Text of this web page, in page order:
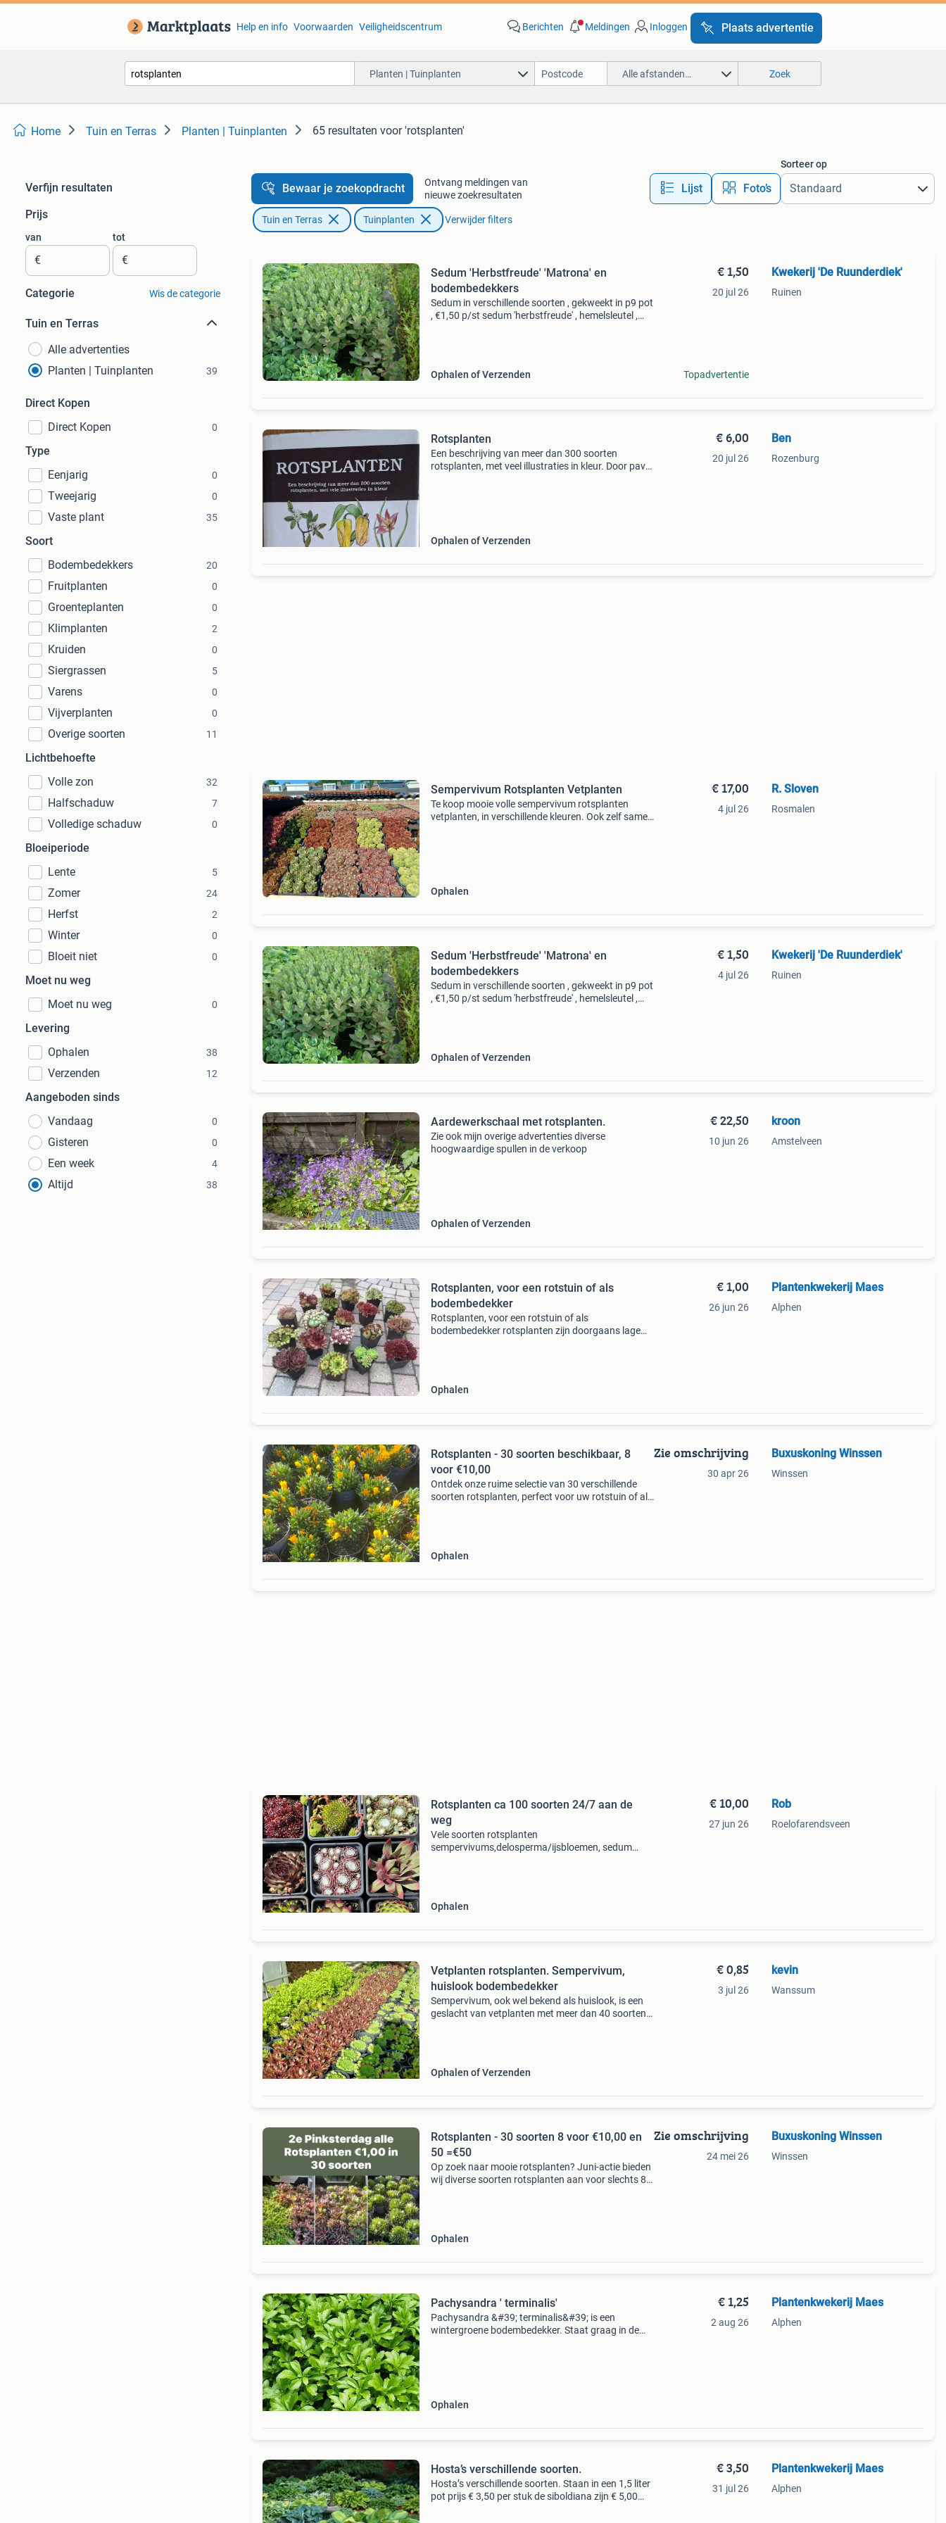
Help en info Voorwaarden Veiligheidscentrum Berichten Meldingen Inloggen Plaats advertentie
Planten | Tuinplanten Alle afstanden… Zoek
Home Tuin en Terras Planten | Tuinplanten 65 resultaten voor 'rotsplanten'
Verfijn resultaten
Prijs
van
€
tot
€
Categorie Wis de categorie
Tuin en Terras
Alle advertenties
Planten | Tuinplanten
39
Direct Kopen
Direct Kopen
0
Type
Eenjarig
0
Tweejarig 0
Vaste plant 35
Soort
Bodembedekkers
20
Fruitplanten 0
Groenteplanten 0
Klimplanten 2
Kruiden 0
Siergrassen 5
Varens 0
Vijverplanten 0
Overige soorten 11
Lichtbehoefte
Volle zon
32
Halfschaduw 7
Volledige schaduw 0
Bloeiperiode
Lente
5
Zomer 24
Herfst 2
Winter 0
Bloeit niet 0
Moet nu weg
Moet nu weg
0
Levering
Ophalen
38
Verzenden 12
Aangeboden sinds
Vandaag
0
Gisteren 0
Een week 4
Altijd 38
Bewaar je zoekopdracht
Ontvang meldingen van
nieuwe zoekresultaten
Lijst Foto’s
Sorteer op
Tuin en Terras Tuinplanten Verwijder filters
Sedum 'Herbstfreude' 'Matrona' en
bodembedekkers
Sedum in verschillende soorten , gekweekt in p9 pot
, €1,50 p/st sedum 'herbstfreude' , hemelsleutel ,
Ophalen of Verzenden
€ 1,50
20 jul 26
Topadvertentie
Kwekerij 'De Ruunderdiek'
Ruinen
Rotsplanten
Een beschrijving van meer dan 300 soorten
rotsplanten, met veel illustraties in kleur. Door pavel
Ophalen of Verzenden
€ 6,00
20 jul 26
Ben
Rozenburg
Sempervivum Rotsplanten Vetplanten
Te koop mooie volle sempervivum rotsplanten
vetplanten, in verschillende kleuren. Ook zelf samen
Ophalen
€ 17,00
4 jul 26
R. Sloven
Rosmalen
Sedum 'Herbstfreude' 'Matrona' en
bodembedekkers
Sedum in verschillende soorten , gekweekt in p9 pot
, €1,50 p/st sedum 'herbstfreude' , hemelsleutel ,
Ophalen of Verzenden
€ 1,50
4 jul 26
Kwekerij 'De Ruunderdiek'
Ruinen
Aardewerkschaal met rotsplanten.
Zie ook mijn overige advertenties diverse
hoogwaardige spullen in de verkoop
Ophalen of Verzenden
€ 22,50
10 jun 26
kroon
Amstelveen
Rotsplanten, voor een rotstuin of als
bodembedekker
Rotsplanten, voor een rotstuin of als
bodembedekker rotsplanten zijn doorgaans lage
Ophalen
€ 1,00
26 jun 26
Plantenkwekerij Maes
Alphen
Rotsplanten - 30 soorten beschikbaar, 8
voor €10,00
Ontdek onze ruime selectie van 30 verschillende
soorten rotsplanten, perfect voor uw rotstuin of als
Ophalen
Zie omschrijving
30 apr 26
Buxuskoning Winssen
Winssen
Rotsplanten ca 100 soorten 24/7 aan de
weg
Vele soorten rotsplanten
sempervivums,delosperma/ijsbloemen, sedum
Ophalen
€ 10,00
27 jun 26
Rob
Roelofarendsveen
Vetplanten rotsplanten. Sempervivum,
huislook bodembedekker
Sempervivum, ook wel bekend als huislook, is een
geslacht van vetplanten met meer dan 40 soorten,
Ophalen of Verzenden
€ 0,85
3 jul 26
kevin
Wanssum
Rotsplanten - 30 soorten 8 voor €10,00 en
50 =€50
Op zoek naar mooie rotsplanten? Juni-actie bieden
wij diverse soorten rotsplanten aan voor slechts 8
Ophalen
Zie omschrijving
24 mei 26
Buxuskoning Winssen
Winssen
Pachysandra ' terminalis'
Pachysandra &#39; terminalis&#39; is een
wintergroene bodembedekker. Staat graag in de
Ophalen
€ 1,25
2 aug 26
Plantenkwekerij Maes
Alphen
Hosta’s verschillende soorten.
Hosta’s verschillende soorten. Staan in een 1,5 liter
pot prijs € 3,50 per stuk de siboldiana zijn € 5,00
€ 3,50
31 jul 26
Plantenkwekerij Maes
Alphen